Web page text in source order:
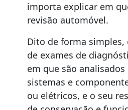
importa explicar em
revisão automóvel.
Dito de forma
de exames de
em que são analisados
sistemas e
ou elétricos, e o seu